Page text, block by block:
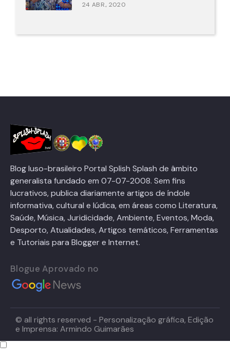
24 ABR., 2020
Blog luso-brasileiro Portal Splish Splash de âmbito
generalista fundado em 07-07-2008. Sem fins
lucrativos, publica diariamente artigos de índole
informativa, cultural e lúdica, em áreas como Literatura,
Saúde, Música, Juridicidade, Ambiente, Eventos, Moda,
Desporto, Atualidades, Artigos temáticos, Ferramentas
e Tutoriais para Blogger e Internet.
Blogue Aprovado no
© all rights reserved - Personalização gráfica, Edição
e Imprensa: Armindo Guimarães